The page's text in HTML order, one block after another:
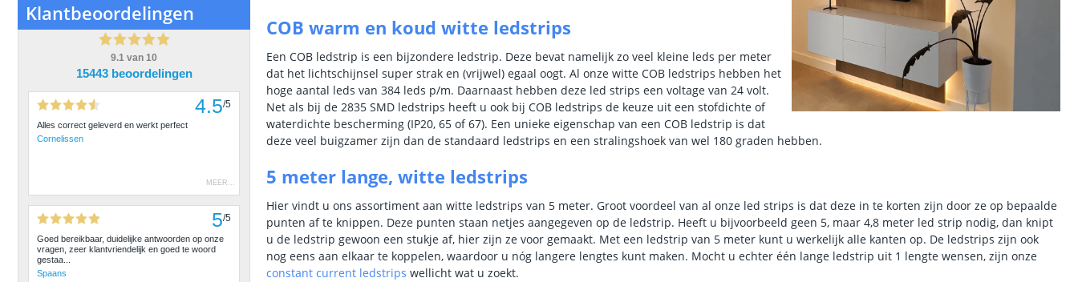
Klantbeoordelingen
9.1 van 10
15443 beoordelingen
4.5/5
Alles correct geleverd en werkt perfect
Cornelissen
MEER ...
5/5
Goed bereikbaar, duidelijke antwoorden op onze
vragen, zeer klantvriendelijk en goed te woord
gestaa...
Spaans
COB warm en koud witte ledstrips
Een COB ledstrip is een bijzondere ledstrip. Deze bevat namelijk zo veel kleine leds per meter
dat het lichtschijnsel super strak en (vrijwel) egaal oogt. Al onze witte COB ledstrips hebben het
hoge aantal leds van 384 leds p/m. Daarnaast hebben deze led strips een voltage van 24 volt.
Net als bij de 2835 SMD ledstrips heeft u ook bij COB ledstrips de keuze uit een stofdichte of
waterdichte bescherming (IP20, 65 of 67). Een unieke eigenschap van een COB ledstrip is dat
deze veel buigzamer zijn dan de standaard ledstrips en een stralingshoek van wel 180 graden hebben.
5 meter lange, witte ledstrips
Hier vindt u ons assortiment aan witte ledstrips van 5 meter. Groot voordeel van al onze led strips is dat deze in te korten zijn door ze op bepaalde
punten af te knippen. Deze punten staan netjes aangegeven op de ledstrip. Heeft u bijvoorbeeld geen 5, maar 4,8 meter led strip nodig, dan knipt
u de ledstrip gewoon een stukje af, hier zijn ze voor gemaakt. Met een ledstrip van 5 meter kunt u werkelijk alle kanten op. De ledstrips zijn ook
nog eens aan elkaar te koppelen, waardoor u nóg langere lengtes kunt maken. Mocht u echter één lange ledstrip uit 1 lengte wensen, zijn onze
constant current ledstrips wellicht wat u zoekt.